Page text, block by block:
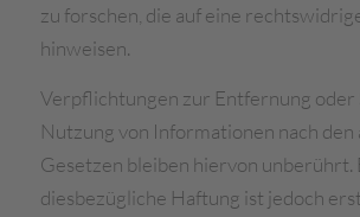
zu forschen, die auf eine
hinweisen.
Verpflichtungen zur Entfernung oder
Nutzung von Informationen nach den
Gesetzen bleiben hiervon unberührt.
diesbezügliche Haftung ist jedoch